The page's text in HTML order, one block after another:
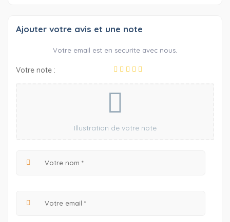
Ajouter votre avis et une note
Votre email est en securite avec nous.
Votre note :
Illustration de votre note